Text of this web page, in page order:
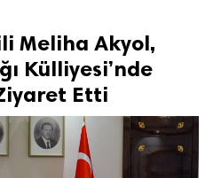
Meliha Akyol,
Külliyesi’nde
Etti